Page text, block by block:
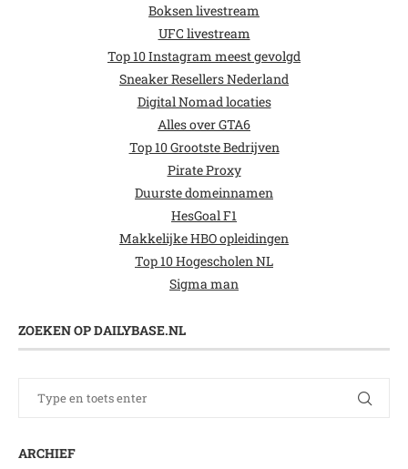
Boksen livestream
UFC livestream
Top 10 Instagram meest gevolgd
Sneaker Resellers Nederland
Digital Nomad locaties
Alles over GTA6
Top 10 Grootste Bedrijven
Pirate Proxy
Duurste domeinnamen
HesGoal F1
Makkelijke HBO opleidingen
Top 10 Hogescholen NL
Sigma man
ZOEKEN OP DAILYBASE.NL
ARCHIEF